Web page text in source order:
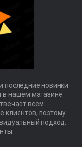
последние новинки
нашем магазине.
всем
клиентов, поэтому
подход.